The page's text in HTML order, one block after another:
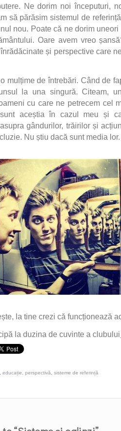
Ne dorim noi începuturi,
să părăsim sistemul de
nou. Poate că ne dorim
Oare avem vreo
și perspective care
mulțime de întrebări. Când de
la una singură. Citeam,
cu care ne petrecem cel
aceștia în cazul meu și
gândurilor, trăirilor și
Nu știu dacă sunt media lor.
la tine crezi că funcționează
la duzina de cuvinte a clubului
educație perspectivă sisteme de referință